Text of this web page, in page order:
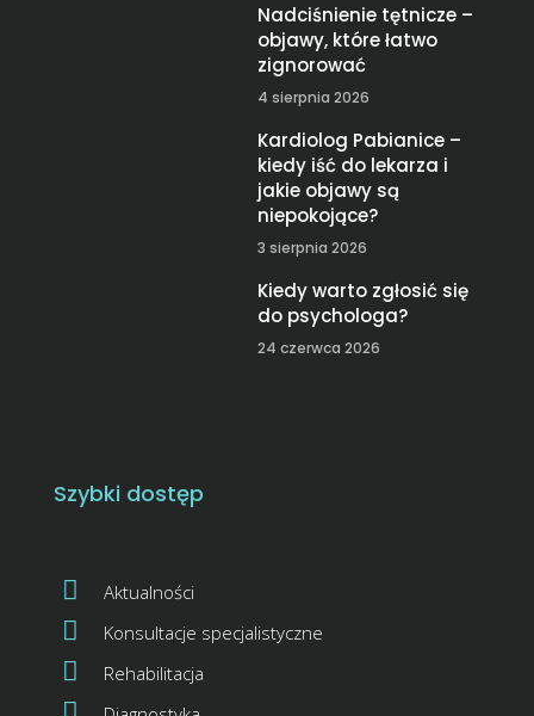
Nadciśnienie tętnicze –
objawy, które łatwo
zignorować
4 sierpnia 2026
Kardiolog Pabianice –
kiedy iść do lekarza i
jakie objawy są
niepokojące?
3 sierpnia 2026
Kiedy warto zgłosić się
do psychologa?
24 czerwca 2026
Szybki dostęp
Aktualności
Konsultacje specjalistyczne
Rehabilitacja